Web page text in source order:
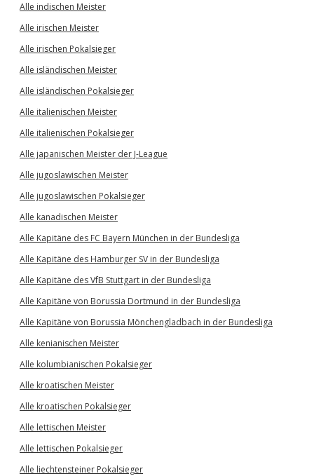
Alle indischen Meister
Alle irischen Meister
Alle irischen Pokalsieger
Alle isländischen Meister
Alle isländischen Pokalsieger
Alle italienischen Meister
Alle italienischen Pokalsieger
Alle japanischen Meister der J-League
Alle jugoslawischen Meister
Alle jugoslawischen Pokalsieger
Alle kanadischen Meister
Alle Kapitäne des FC Bayern München in der Bundesliga
Alle Kapitäne des Hamburger SV in der Bundesliga
Alle Kapitäne des VfB Stuttgart in der Bundesliga
Alle Kapitäne von Borussia Dortmund in der Bundesliga
Alle Kapitäne von Borussia Mönchengladbach in der Bundesliga
Alle kenianischen Meister
Alle kolumbianischen Pokalsieger
Alle kroatischen Meister
Alle kroatischen Pokalsieger
Alle lettischen Meister
Alle lettischen Pokalsieger
Alle liechtensteiner Pokalsieger